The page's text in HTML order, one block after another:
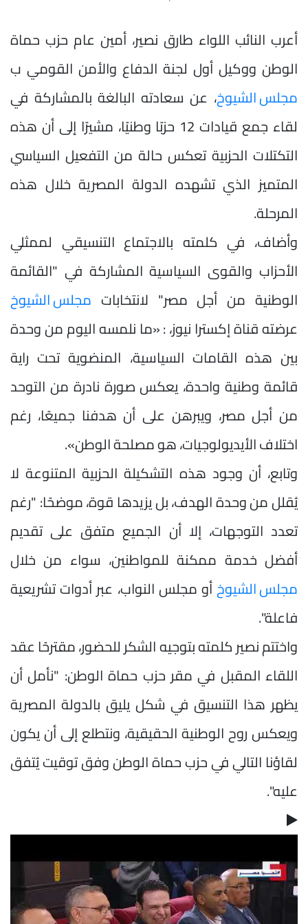
أعرب النائب اللواء طارق نصير، أمين عام حزب حماة
الوطن ووكيل أول لجنة الدفاع والأمن القومي ب
مجلس الشيوخ، عن سعادته البالغة بالمشاركة في
لقاء جمع قيادات 12 حزبًا وطنيًا، مشيرًا إلى أن هذه
التكتلات الحزبية تعكس حالة من التفعيل السياسي
المتميز الذي تشهده الدولة المصرية خلال هذه
المرحلة.
وأضاف، في كلمته بالاجتماع التنسيقي لممثلي
الأحزاب والقوى السياسية المشاركة في "القائمة
الوطنية من أجل مصر" لانتخابات مجلس الشيوخ
عرضته قناة إكسترا نيوز، : «ما نلمسه اليوم من وحدة
بين هذه القامات السياسية، المنضوية تحت راية
قائمة وطنية واحدة، يعكس صورة نادرة من التوحد
من أجل مصر، ويبرهن على أن هدفنا جميعًا، رغم
اختلاف الأيديولوجيات، هو مصلحة الوطن».
وتابع، أن وجود هذه التشكيلة الحزبية المتنوعة لا
يُقلل من وحدة الهدف، بل يزيدها قوة، موضحًا: "رغم
تعدد التوجهات، إلا أن الجميع متفق على تقديم
أفضل خدمة ممكنة للمواطنين، سواء من خلال
مجلس الشيوخأو مجلس النواب، عبر أدوات تشريعية
فاعلة".
واختتم نصير كلمته بتوجيه الشكر للحضور، مقترحًا عقد
اللقاء المقبل في مقر حزب حماة الوطن: "نأمل أن
يظهر هذا التنسيق في شكل يليق بالدولة المصرية
ويعكس روح الوطنية الحقيقية، ونتطلع إلى أن يكون
لقاؤنا التالي في حزب حماة الوطن وفق توقيت يُتفق
عليه".